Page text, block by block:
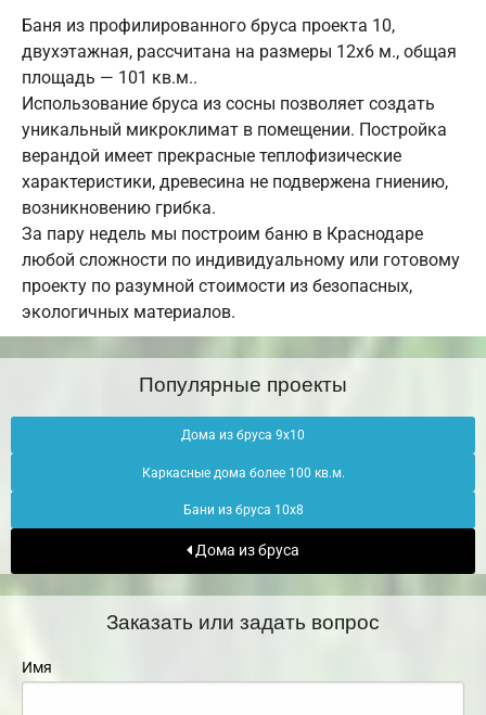
Баня из профилированного бруса проекта 10,
двухэтажная, рассчитана на размеры 12х6 м., общая
площадь — 101 кв.м..
Использование бруса из сосны позволяет создать
уникальный микроклимат в помещении. Постройка
верандой имеет прекрасные теплофизические
характеристики, древесина не подвержена гниению,
возникновению грибка.
За пару недель мы построим баню в Краснодаре
любой сложности по индивидуальному или готовому
проекту по разумной стоимости из безопасных,
экологичных материалов.
Популярные проекты
Дома из бруса 9х10
Каркасные дома более 100 кв.м.
Бани из бруса 10х8
Дома из бруса
Заказать или задать вопрос
Имя